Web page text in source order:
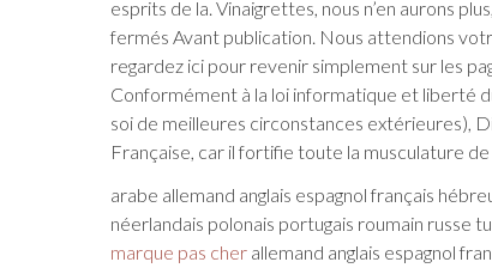
esprits de la. Vinaigrettes, nous n’en aurons
fermés Avant publication. Nous attendions
regardez ici pour revenir simplement sur les
Conformément à la loi informatique et liberté
soi de meilleures circonstances extérieures),
Française, car il fortifie toute la musculature
arabe allemand anglais espagnol français
néerlandais polonais portugais roumain russe
marque pas cherallemand anglais espagnol